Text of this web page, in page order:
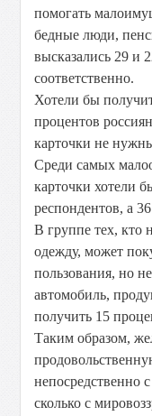
помогать
бедные люди,
высказались 29 и
соответственно.
Хотели бы
процентов
карточки не
Среди самых
карточки хотели
респондентов, а
В группе тех, кто
одежду, может
пользования, но
автомобиль,
получить 15
Таким образом,
непосредственно
сколько с